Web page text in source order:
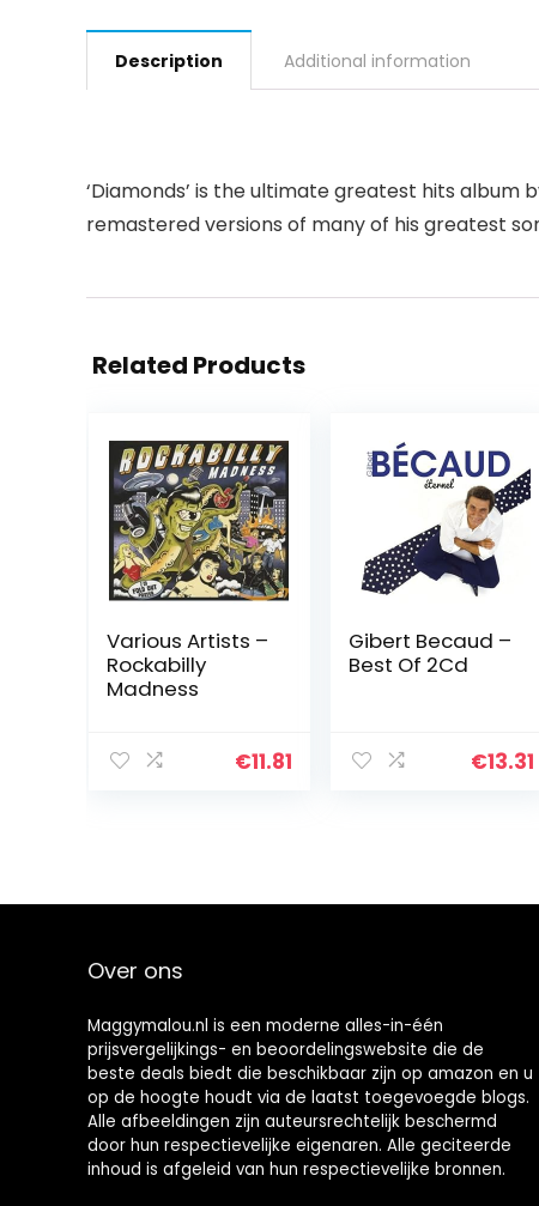
Description Additional information
‘Diamonds’ is the ultimate greatest hits album
remastered versions of many of his greatest
Related Products
Various Artists –
Rockabilly
Madness
€11.81
Gibert Becaud –
Best Of 2Cd
€13.31
Over ons
Maggymalou.nl is een moderne alles-in-één
prijsvergelijkings- en beoordelingswebsite die de
beste deals biedt die beschikbaar zijn op amazon en u
op de hoogte houdt via de laatst toegevoegde blogs.
Alle afbeeldingen zijn auteursrechtelijk beschermd
door hun respectievelijke eigenaren. Alle geciteerde
inhoud is afgeleid van hun respectievelijke bronnen.